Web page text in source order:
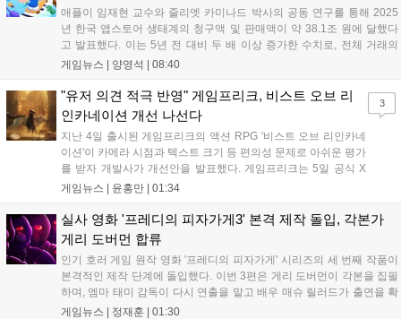
애플이 임재현 교수와 줄리엣 카미나드 박사의 공동 연구를 통해 2025
년 한국 앱스토어 생태계의 청구액 및 판매액이 약 38.1조 원에 달했다
고 발표했다. 이는 5년 전 대비 두 배 이상 증가한 수치로, 전체 거래의
90% 이상은 수수료가 발생하지 않는 구조다. 특히 소규모 개발자의 매
장에서도 큰 성과를 거두고 있다. 애플은 앞으로도 개발자 커뮤니티의
성장을 지속적으로 지원하겠다고 밝혔다....
게임뉴스 | 양영석 08:40
"유저 의견 적극 반영" 게임프리크, 비스트 오브 리
인카네이션 개선 나선다
지난 4일 출시된 게임프리크의 액션 RPG '비스트 오브 리인카네
이션'이 카메라 시점과 텍스트 크기 등 편의성 문제로 아쉬운 평가
를 받자 개발사가 개선안을 발표했다. 게임프리크는 5일 공식 X
를 통해 1주일 이내에 카메라 조정, 텍스트 확대, 스토리 템포 개
유저 피드백을 적극 수용해 지속적인 업데이트를 약속한 이번 조
치가 게임의 평가를 반전시킬 수 있을지 주목된다....
게임뉴스 | 윤홍만 01:34
3
실사 영화 '프레디의 피자가게3' 본격 제작 돌입, 각본가
게리 도버먼 합류
인기 호러 게임 원작 영화 '프레디의 피자가게' 시리즈의 세 번째 작품이
본격적인 제작 단계에 돌입했다. 이번 3편은 게리 도버먼이 각본을 집필
하며, 엠마 태미 감독이 다시 연출을 맡고 배우 매슈 릴러드가 출연을 확
정했다. 제작은 블룸하우스와 유니버설 픽처스가 담당한다. 다만 조시
게임뉴스 | 정재훈 01:30